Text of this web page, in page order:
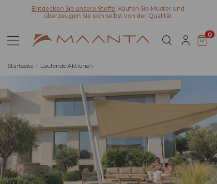
Entdecken Sie Lyra T6,die neue bioklimatische Pergola
0
Startseite Laufende Aktionen